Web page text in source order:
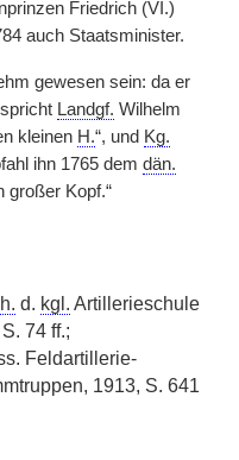
Friedrich (VI.)
auch Staatsminister.
gewesen sein: da er
Landgf. Wilhelm
kleinen H.“, und Kg.
ihn 1765 dem dän.
großer Kopf.“
d. kgl. Artillerieschule
S. 74 ff.;
Feldartillerie-
1913, S. 641